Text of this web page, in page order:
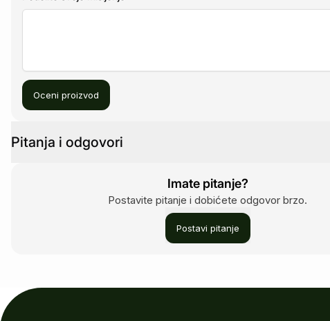
Oceni proizvod
Pitanja i odgovori
Imate pitanje?
Postavite pitanje i dobićete odgovor brzo.
Postavi pitanje